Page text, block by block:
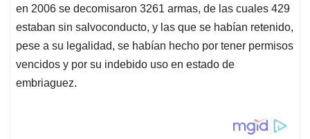
en 2006 se decomisaron 3261 armas, de las cuales 429
estaban sin salvoconducto, y las que se habían retenido,
pese a su legalidad, se habían hecho por tener permisos
vencidos y por su indebido uso en estado de
embriaguez.